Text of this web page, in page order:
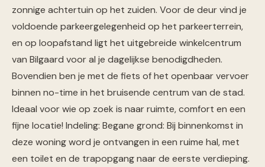
zonnige achtertuin op het zuiden. Voor de deur vind je
voldoende parkeergelegenheid op het parkeerterrein,
en op loopafstand ligt het uitgebreide winkelcentrum
van Bilgaard voor al je dagelijkse benodigdheden.
Bovendien ben je met de fiets of het openbaar vervoer
binnen no-time in het bruisende centrum van de stad.
Ideaal voor wie op zoek is naar ruimte, comfort en een
fijne locatie! Indeling: Begane grond: Bij binnenkomst in
deze woning word je ontvangen in een ruime hal, met
een toilet en de trapopgang naar de eerste verdieping.